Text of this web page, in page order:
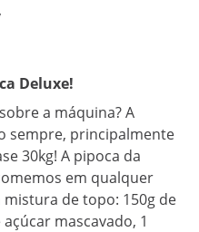
Deluxe!
a máquina? A
sempre, principalmente
30kg! A pipoca da
em qualquer
de topo: 150g de
mascavado, 1